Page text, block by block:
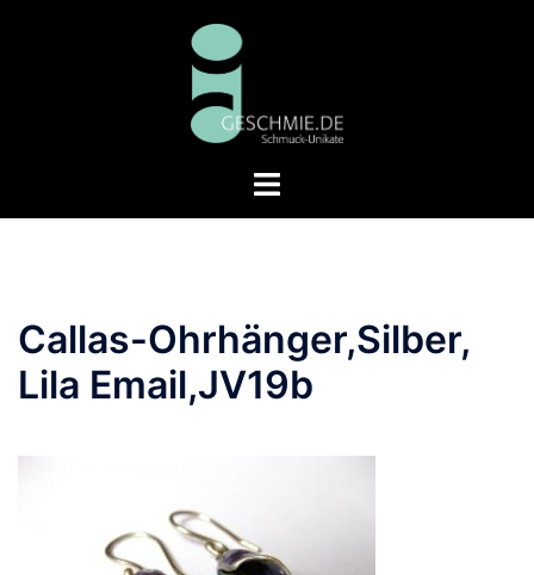
Menü
Callas-Ohrhänger,Silber,
Lila Email,JV19b